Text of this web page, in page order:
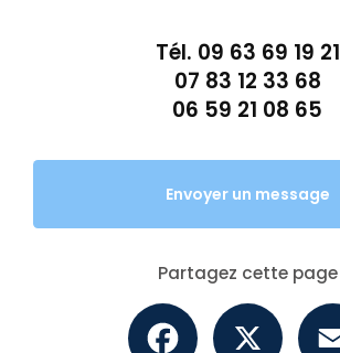
Tél. 09 63 69 19 21
07 83 12 33 68
06 59 21 08 65
Envoyer un message
Partagez cette page
Facebook